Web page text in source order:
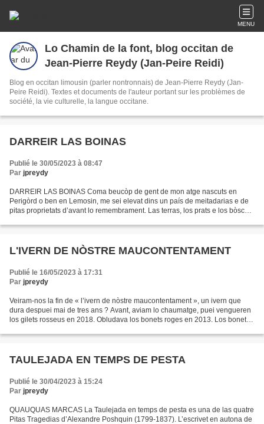
MENU
Lo Chamin de la font, blog occitan de
Jean-Pierre Reydy (Jan-Peire Reidi)
Blog en occitan limousin (parler nontronnais) de Jean-Pierre Reydy (Jan-
Peire Reidi). Textes et documents de l'auteur portant sur les problèmes de
société, la vie culturelle, la langue occitane.
DARREIR LAS BOINAS
Publié le 30/05/2023 à 08:47
Par jpreydy
DARREIR LAS BOINAS Coma beucòp de gent de mon atge nascuts en
Perigòrd o ben en Lemosin, me sei elevat dins un país de meitadarias e de
pitas proprietats d’avant lo remembrament. Las terras, los prats e los bòscs
L'IVERN DE NÒSTRE MAUCONTENTAMENT
Publié le 16/05/2023 à 17:31
Par jpreydy
Veiram-nos la fin de « l’ivern de nòstre maucontentament », un ivern que
dura despuei mai de tres ans ? Avant, aviam lo chaumatge, puei vengueren
los gilets rosseus en 2018. Obludava los bonets roges en 2013. Los bonets
TAULEJADA EN TEMPS DE PESTA
Publié le 30/04/2023 à 15:24
Par jpreydy
QUAUQUAS MARCAS La Taulejada en temps de pesta es una de las quatre
Pitas Tragedias d’Alexandre Poshquin (1799-1837). L’escrivet en autona de